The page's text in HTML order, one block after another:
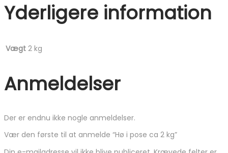
Yderligere information
Vægt 2 kg
Anmeldelser
Der er endnu ikke nogle anmeldelser.
Vær den første til at anmelde “Hø i pose ca 2 kg”